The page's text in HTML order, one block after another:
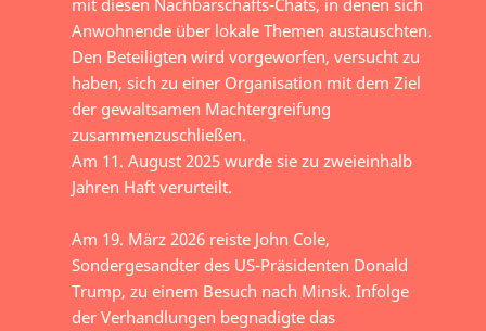
mit diesen Nachbarschafts-Chats, in denen sich
Anwohnende über lokale Themen austauschten.
Den Beteiligten wird vorgeworfen, versucht zu
haben, sich zu einer Organisation mit dem Ziel
der gewaltsamen Machtergreifung
zusammenzuschließen.
Am 11. August 2025 wurde sie zu zweieinhalb
Jahren Haft verurteilt.
Am 19. März 2026 reiste John Cole,
Sondergesandter des US-Präsidenten Donald
Trump, zu einem Besuch nach Minsk. Infolge
der Verhandlungen begnadigte das